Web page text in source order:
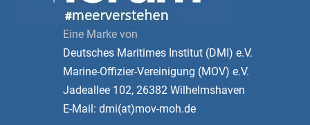
Eine Marke von
Deutsches Maritimes Institut (DMI) e.V.
Marine-Offizier-Vereinigung (MOV) e.V.
Jadeallee 102, 26382 Wilhelmshaven
E-Mail: dmi(at)mov-moh.de